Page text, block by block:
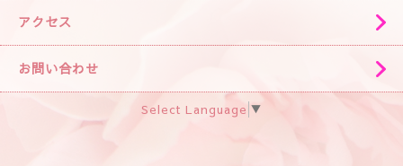
アクセス
お問い合わせ
Select Language ▼